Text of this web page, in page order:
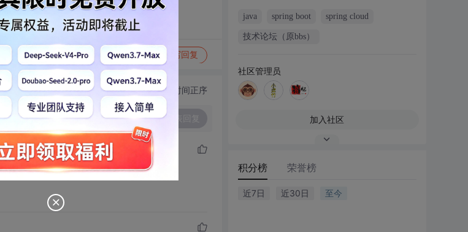
举报 写回复
切换为时间正序
发表回复
java spring boot spring cloud
技术论坛（原bbs）
社区管理员
加入社区
积分榜 荣誉榜
近7日 近30日 至今